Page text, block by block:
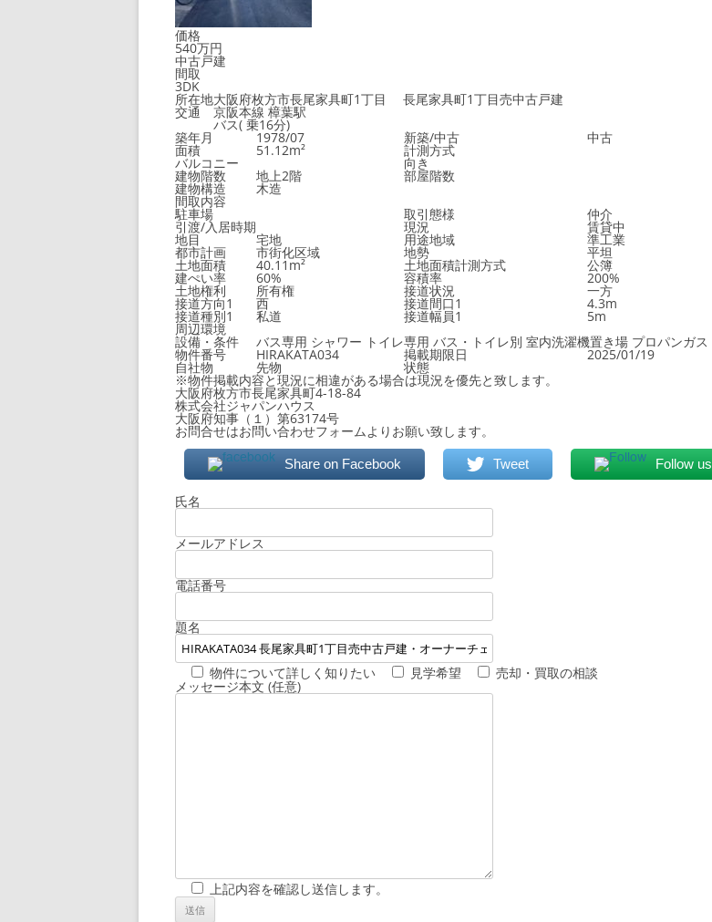
価格
540万円
中古戸建
間取
3DK
所在地大阪府枚方市長尾家具町1丁目 長尾家具町1丁目売中古戸建
交通 京阪本線 樟葉駅
バス( 乗16分)
築年月 1978/07 新築/中古 中古
面積 51.12m² 計測方式
バルコニー 向き
建物階数 地上2階 部屋階数
建物構造 木造
間取内容
駐車場 取引態様 仲介
引渡/入居時期 現況 賃貸中
地目 宅地 用途地域 準工業
都市計画 市街化区域 地勢 平坦
土地面積 40.11m² 土地面積計測方式 公簿
建ぺい率 60% 容積率 200%
土地権利 所有権 接道状況 一方
接道方向1 西 接道間口1 4.3m
接道種別1 私道 接道幅員1 5m
周辺環境
設備・条件 バス専用 シャワー トイレ専用 バス・トイレ別 室内洗濯機置き場 プロパンガス
物件番号 HIRAKATA034 掲載期限日 2025/01/19
自社物 先物 状態
※物件掲載内容と現況に相違がある場合は現況を優先と致します。
大阪府枚方市長尾家具町4-18-84
株式会社ジャパンハウス
大阪府知事（１）第63174号
お問合せはお問い合わせフォームよりお願い致します。
Share on Facebook Tweet Follow us
氏名
メールアドレス
電話番号
題名
物件について詳しく知りたい 見学希望 売却・買取の相談
メッセージ本文 (任意)
上記内容を確認し送信します。